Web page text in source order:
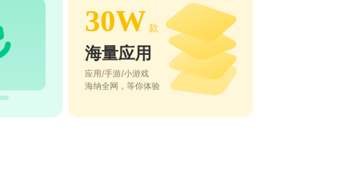
30W 款
海量应用
应用/手游/小游戏
海纳全网，等你体验